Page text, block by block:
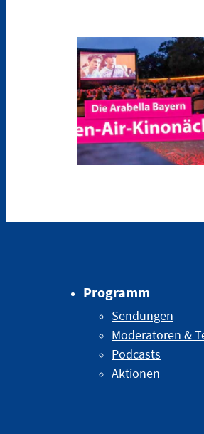
Programm
Sendungen
Moderatoren &
Podcasts
Aktionen